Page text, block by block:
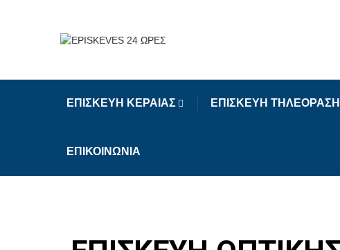
ΕΠΙΣΚΕΥΗ ΚΕΡΑΙΑΣ ΕΠΙΣΚΕΥΗ
ΕΠΙΚΟΙΝΩΝΙΑ